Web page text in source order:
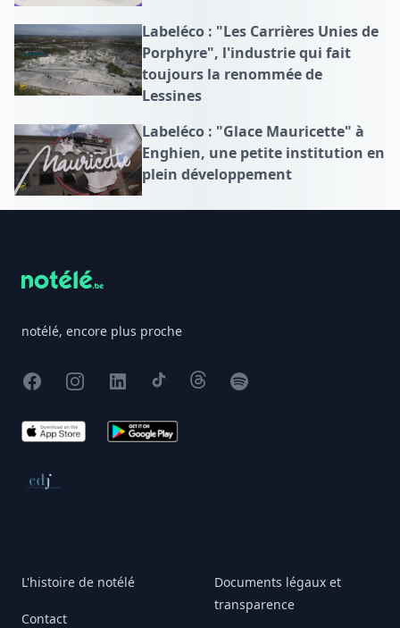
Labeléco : "Les Carrières Unies de
Porphyre", l'industrie qui fait
toujours la renommée de
Lessines
Labeléco : "Glace Mauricette" à
Enghien, une petite institution en
plein développement
notélé, encore plus proche
FacebookInstagram
X TikTokThreadsSpotify
App Store Google Play
Conseil de déontologie journalistique
L'histoire de notélé
Contact
Documents légaux et
transparence